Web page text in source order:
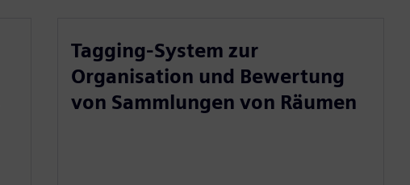
Tagging-System zur
Organisation und Bewertung
von Sammlungen von Räumen